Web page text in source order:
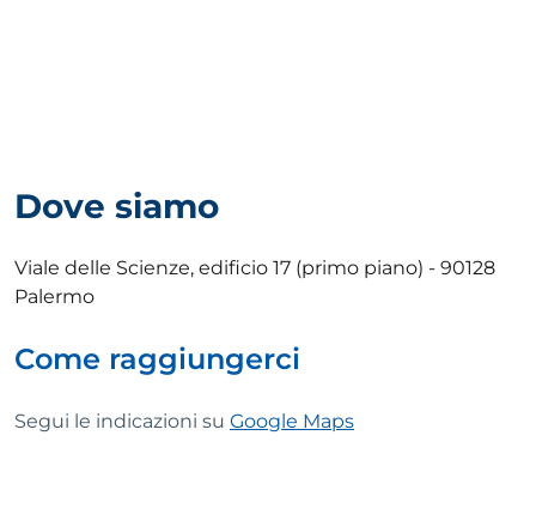
Dove siamo
Viale delle Scienze, edificio 17 (primo piano) - 90128
Palermo
Come raggiungerci
Segui le indicazioni su Google Maps